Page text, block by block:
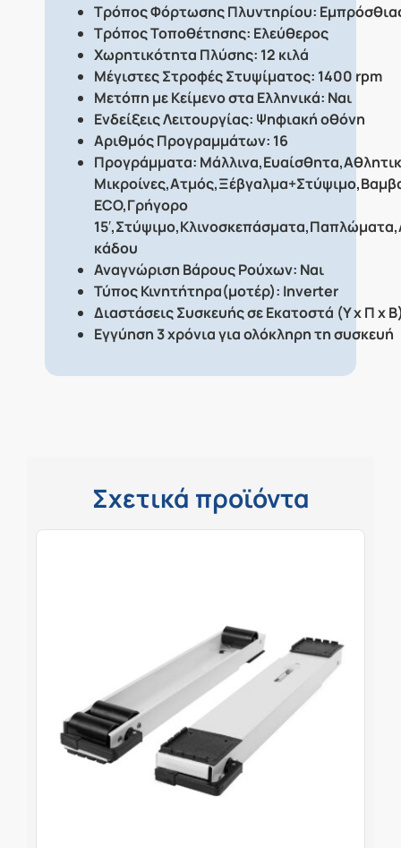
Τρόπος Φόρτωσης Πλυντηρίου:
Τρόπος Τοποθέτησης: Ελεύθερος
Χωρητικότητα Πλύσης: 12 κιλά
Μέγιστες Στροφές Στυψίματος: 1400 rpm
Μετόπη με Κείμενο στα Ελληνικά: Ναι
Ενδείξεις Λειτουργίας: Ψηφιακή οθόνη
Αριθμός Προγραμμάτων: 16
Προγράμματα:
ECO,Γρήγορο
κάδου
Αναγνώριση Βάρους Ρούχων: Ναι
Τύπος Κινητήτηρα(μοτέρ): Inverter
Διαστάσεις Συσκευής σε Εκατοστά (Υ χ Π χ
Εγγύηση 3 χρόνια για ολόκληρη τη συσκευή
Σχετικά προϊόντα